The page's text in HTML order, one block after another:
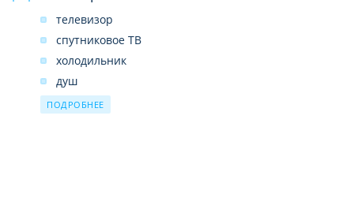
телевизор
спутниковое ТВ
холодильник
душ
кондиционер
ПОДРОБНЕЕ